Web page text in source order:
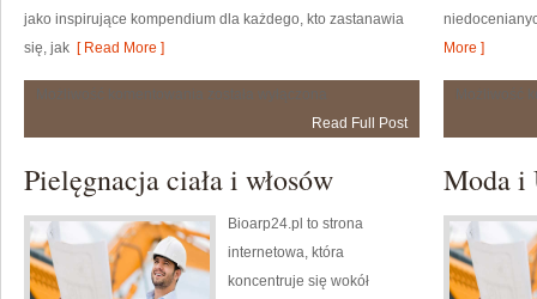
jako inspirujące kompendium dla każdego, kto zastanawia
się, jak [ Read More ]
Read Full Post
More ]
Pielęgnacja ciała i włosów
Bioarp24.pl to strona
internetowa, która
koncentruje się wokół
Moda i